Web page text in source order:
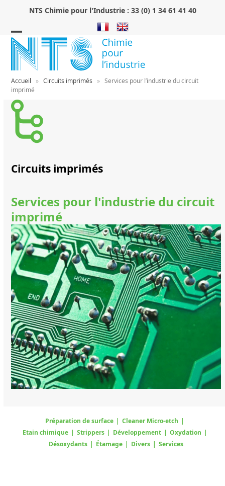
NTS Chimie pour l'Industrie : 33 (0) 1 34 61 41 40
Open
mobile
menu
Close
mobile
menu
Accueil » Circuits imprimés » Services pour l’industrie du circuit
imprimé
Circuits imprimés
Services pour l'industrie du circuit
imprimé
Préparation de surface | Cleaner Micro-etch |
Etain chimique | Strippers | Développement | Oxydation |
Désoxydants | Étamage | Divers | Services